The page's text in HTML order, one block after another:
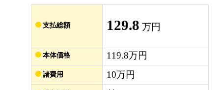
支払総額 129.8 万円
本体価格 119.8万円
諸費用 10万円